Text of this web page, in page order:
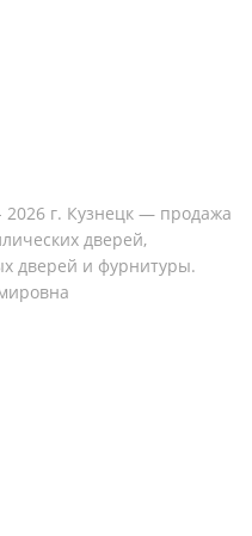
2026 г. Кузнецк — продажа
дверей,
дверей и фурнитуры.